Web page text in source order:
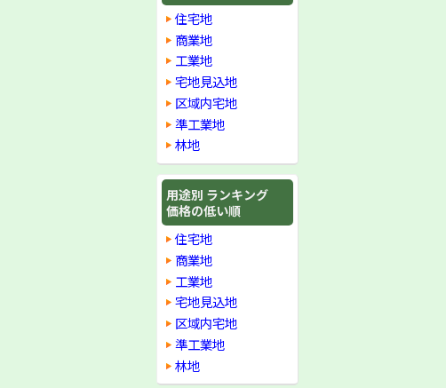
住宅地
商業地
工業地
宅地見込地
区域内宅地
準工業地
林地
用途別 ランキング
価格の低い順
住宅地
商業地
工業地
宅地見込地
区域内宅地
準工業地
林地